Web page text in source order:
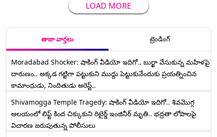
LOAD MORE
తాజా వార్తలు ట్రెండింగ్
Moradabad Shocker: షాకింగ్ వీడియో ఇదిగో.. బుర్ఖా వేసుకున్న మహిళపై
దారుణం.. అక్కడ గట్టిగా పట్టుకుని ముద్దు పెట్టుకునేందుకు ప్రయత్నించిన
కామాంధుడు, నిందితుడు అరెస్ట్..
Shivamogga Temple Tragedy: షాకింగ్ వీడియో ఇదిగో.. శివమొగ్గ
ఆలయంలో లిఫ్ట్ కింద చిక్కుకుని రిటైర్డ్ ఇంజినీర్ మృతి.. భద్రతా లోపాలపై
విచారణ జరుపుతున్న పోలీసులు